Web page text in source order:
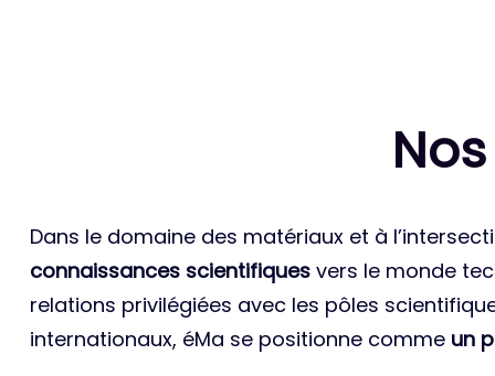
Dans le domaine des matériaux et à
connaissances scientifiques vers le monde
relations privilégiées avec les pôles
internationaux, éMa se positionne comme un